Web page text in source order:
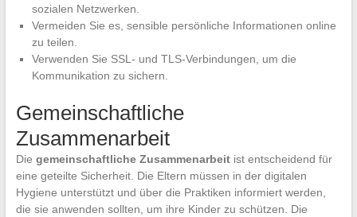
sozialen Netzwerken.
Vermeiden Sie es, sensible persönliche Informationen online
zu teilen.
Verwenden Sie SSL- und TLS-Verbindungen, um die
Kommunikation zu sichern.
Gemeinschaftliche
Zusammenarbeit
Die gemeinschaftliche Zusammenarbeitist entscheidend für
eine geteilte Sicherheit. Die Eltern müssen in der digitalen
Hygiene unterstützt und über die Praktiken informiert werden,
die sie anwenden sollten, um ihre Kinder zu schützen. Die